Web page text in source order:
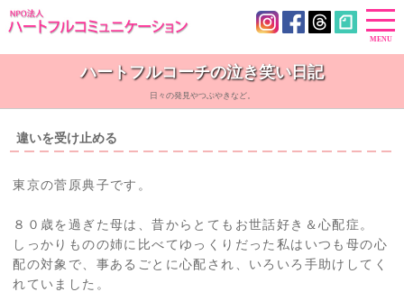
ハートフルコーチの泣き笑い日記
日々の発見やつぶやきなど。
違いを受け止める
東京の菅原典子です。
８０歳を過ぎた母は、昔からとてもお世話好き＆心配症。
しっかりものの姉に比べてゆっくりだった私はいつも母の心
配の対象で、事あるごとに心配され、いろいろ手助けしてく
れていました。